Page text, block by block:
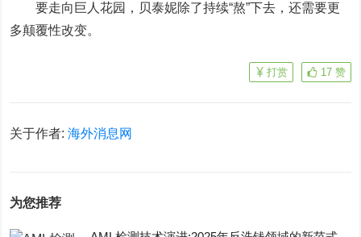
要走向巨人花园，贝泰妮除了持续“熬”下去，还需要更
多颠覆性改变。
17 赞
打赏
关于作者:海外消息网
为您推荐